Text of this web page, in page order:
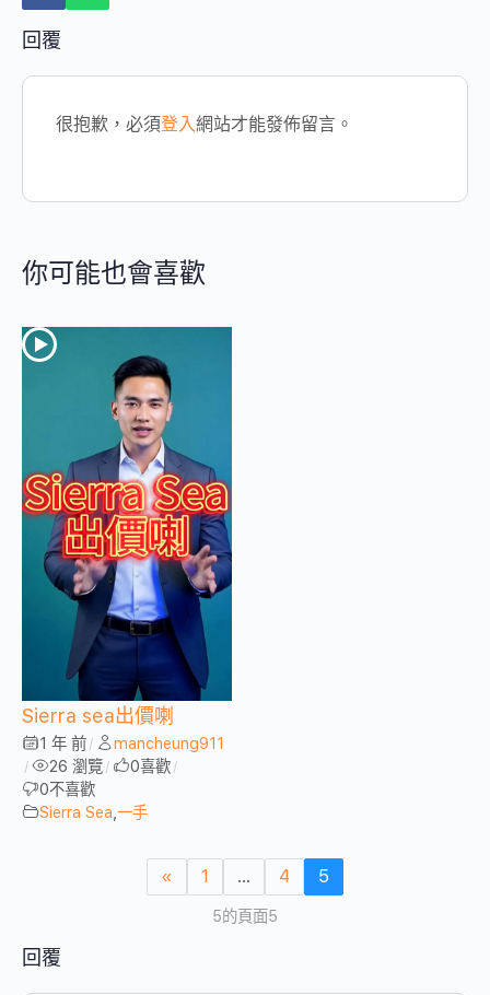
回覆
很抱歉，必須登入網站才能發佈留言。
你可能也會喜歡
Sierra sea出價喇
1 年 前 / mancheung911
/ 26 瀏覽 / 0喜歡 /
0不喜歡
Sierra Sea 一手
« 1 ... 4 5
5的頁面5
回覆